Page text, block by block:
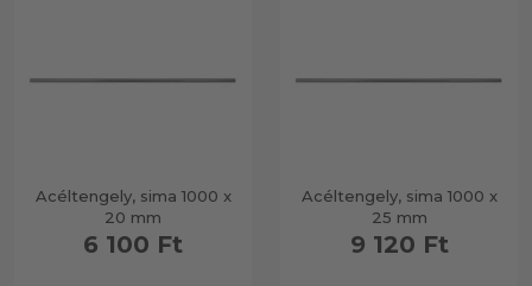
Acéltengely, sima 1000 x
20 mm
6 100 Ft
Acéltengely, sima 1000 x
25 mm
9 120 Ft